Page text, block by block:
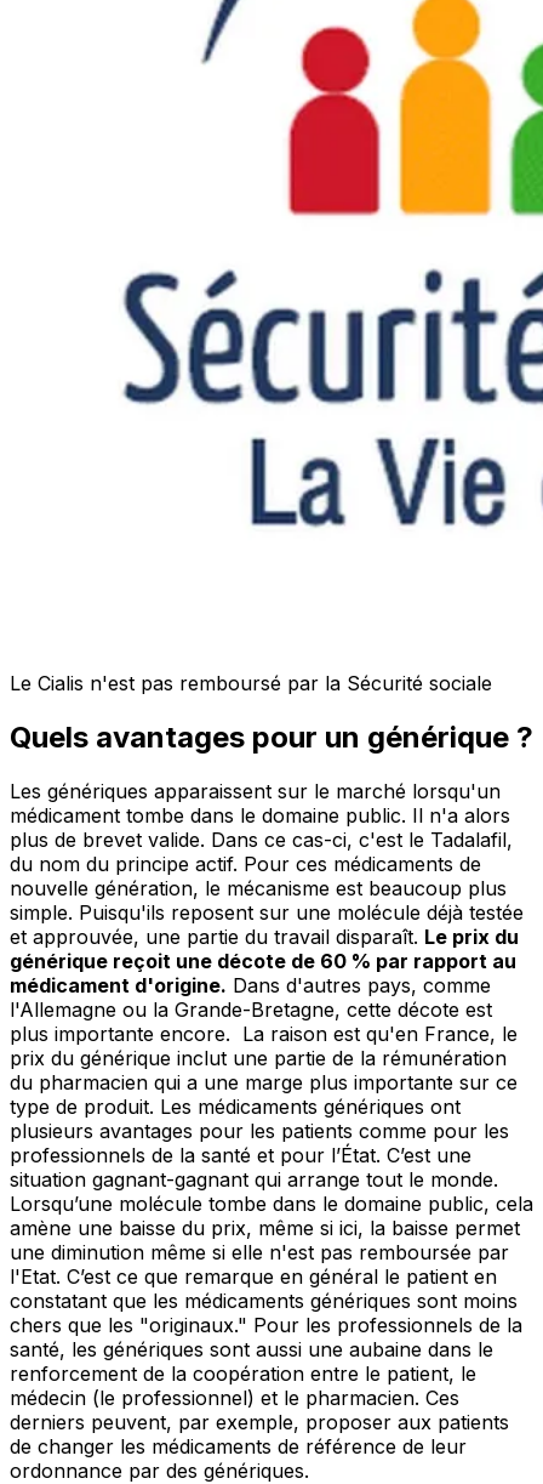
Le Cialis n'est pas remboursé par la Sécurité sociale
Quels avantages pour un générique ?
Les génériques apparaissent sur le marché lorsqu'un
médicament tombe dans le domaine public. Il n'a alors
plus de brevet valide. Dans ce cas-ci, c'est le Tadalafil,
du nom du principe actif. Pour ces médicaments de
nouvelle génération, le mécanisme est beaucoup plus
simple. Puisqu'ils reposent sur une molécule déjà testée
et approuvée, une partie du travail disparaît. Le prix du
générique reçoit une décote de 60 % par rapport au
médicament d'origine. Dans d'autres pays, comme
l'Allemagne ou la Grande-Bretagne, cette décote est
plus importante encore. La raison est qu'en France, le
prix du générique inclut une partie de la rémunération
du pharmacien qui a une marge plus importante sur ce
type de produit. Les médicaments génériques ont
plusieurs avantages pour les patients comme pour les
professionnels de la santé et pour l’État. C’est une
situation gagnant-gagnant qui arrange tout le monde.
Lorsqu’une molécule tombe dans le domaine public, cela
amène une baisse du prix, même si ici, la baisse permet
une diminution même si elle n'est pas remboursée par
l'Etat. C’est ce que remarque en général le patient en
constatant que les médicaments génériques sont moins
chers que les "originaux." Pour les professionnels de la
santé, les génériques sont aussi une aubaine dans le
renforcement de la coopération entre le patient, le
médecin (le professionnel) et le pharmacien. Ces
derniers peuvent, par exemple, proposer aux patients
de changer les médicaments de référence de leur
ordonnance par des génériques.